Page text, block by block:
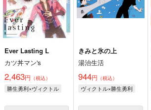
Ever Lasting L
カツ丼マン's
2,463円 （税込）
勝生勇利×ヴィクトル
きみと氷の上
湯治生活
944円 （税込）
ヴィクトル×勝生勇利